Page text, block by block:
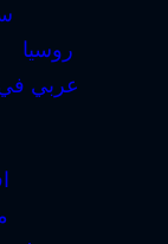
روسيا
عربي في